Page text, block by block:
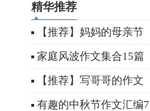
精华推荐
【推荐】妈妈的母亲节
作文汇编六篇
家庭风波作文集合15篇
【推荐】写哥哥的作文
300字合集5篇
有趣的中秋节作文汇编7